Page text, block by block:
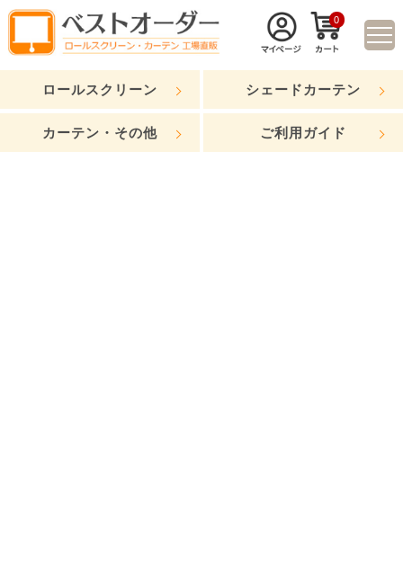
0
ロールスクリーン シェードカーテン
カーテン・その他 ご利用ガイド